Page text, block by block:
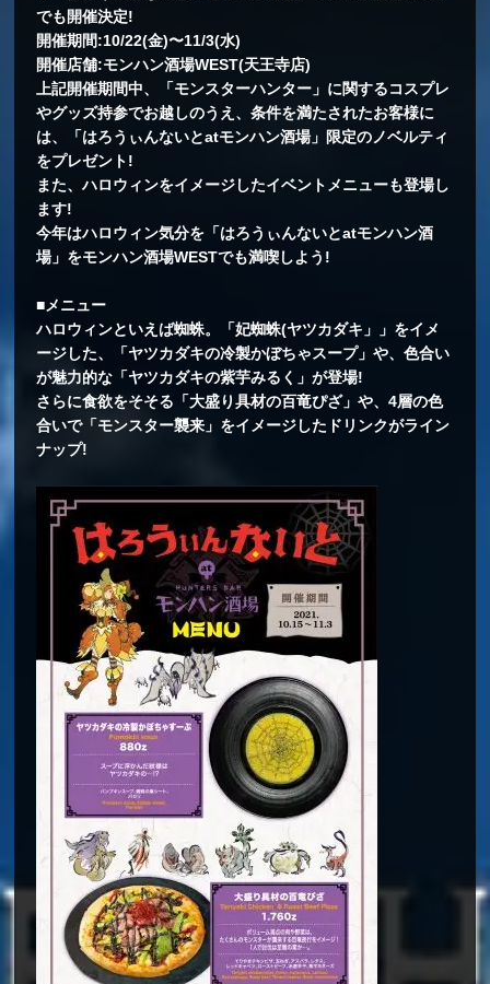
でも開催決定!
開催期間:10/22(金)〜11/3(水)
開催店舗:モンハン酒場WEST(天王寺店)
上記開催期間中、「モンスターハンター」に関するコスプレ
やグッズ持参でお越しのうえ、条件を満たされたお客様に
は、「はろうぃんないとatモンハン酒場」限定のノベルティ
をプレゼント!
また、ハロウィンをイメージしたイベントメニューも登場し
ます!
今年はハロウィン気分を「はろうぃんないとatモンハン酒
場」をモンハン酒場WESTでも満喫しよう!
■メニュー
ハロウィンといえば蜘蛛。「妃蜘蛛(ヤツカダキ」」をイメ
ージした、「ヤツカダキの冷製かぼちゃスープ」や、色合い
が魅力的な「ヤツカダキの紫芋みるく」が登場!
さらに食欲をそそる「大盛り具材の百竜ぴざ」や、4層の色
合いで「モンスター襲来」をイメージしたドリンクがライン
ナップ!